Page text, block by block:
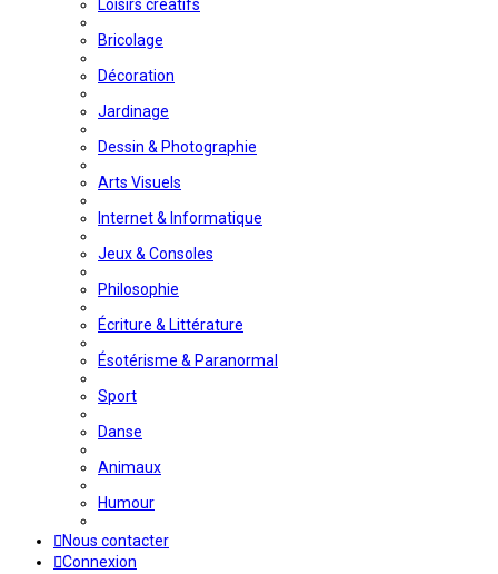
Loisirs créatifs
Bricolage
Décoration
Jardinage
Dessin & Photographie
Arts Visuels
Internet & Informatique
Jeux & Consoles
Philosophie
Écriture & Littérature
Ésotérisme & Paranormal
Sport
Danse
Animaux
Humour
Nous contacter
Connexion